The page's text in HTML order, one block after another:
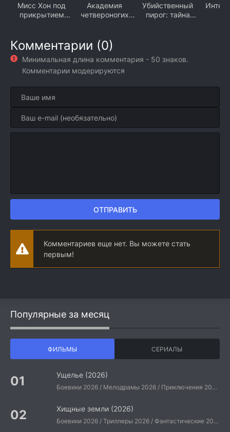
Мисс Хон под
прикрытием
Академия
четвероногих
Убийственный
пирог: тайна
Комментарии (0)
Минимальная длина комментария - 50 знаков.
Комментарии модерируются
ОТПРАВИТЬ
Комментариев еще нет. Вы можете стать
первым!
Популярные за месяц
ФИЛЬМЫ СЕРИАЛЫ
Ущелье (2026)
Боевики 2026 / Мелодрамы 2026 / Приключения 2026 / Ужасы 2026 / Фантастические 2026 / Зарубежные фильмы 2026 / Американские фильмы / Фильмы 2026
Хищные земли (2026)
Боевики 2026 / Триллеры 2026 / Фантастические 2026 / Зарубежные фильмы 2026 / Американские фильмы / Фильмы 2026